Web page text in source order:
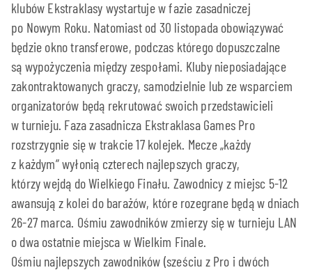
klubów Ekstraklasy wystartuje w fazie zasadniczej
po Nowym Roku. Natomiast od 30 listopada obowiązywać
będzie okno transferowe, podczas którego dopuszczalne
są wypożyczenia między zespołami. Kluby nieposiadające
zakontraktowanych graczy, samodzielnie lub ze wsparciem
organizatorów będą rekrutować swoich przedstawicieli
w turnieju. Faza zasadnicza Ekstraklasa Games Pro
rozstrzygnie się w trakcie 17 kolejek. Mecze „każdy
z każdym” wyłonią czterech najlepszych graczy,
którzy wejdą do Wielkiego Finału. Zawodnicy z miejsc 5-12
awansują z kolei do barażów, które rozegrane będą w dniach
26-27 marca. Ośmiu zawodników zmierzy się w turnieju LAN
o dwa ostatnie miejsca w Wielkim Finale.
Ośmiu najlepszych zawodników (sześciu z Pro i dwóch